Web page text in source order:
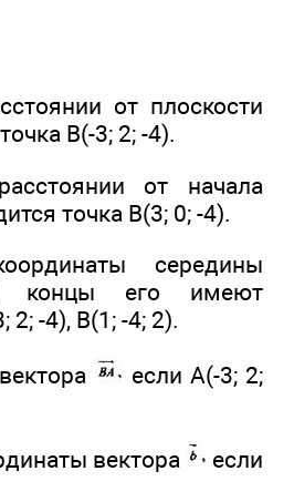
от плоскости
В(-3; 2; -4).
от начала
точка В(3; 0; -4).
середины
концы его имеют
-4), В(1; -4; 2).
если А(-3; 2;
вектора если